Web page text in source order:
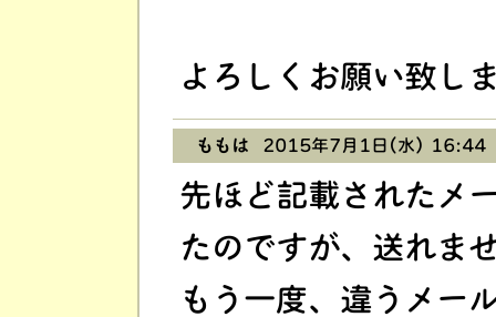
よろしくお願い致し
ももは 2015年7月1日(水) 16:44
先ほど記載されたメ
たのですが、送れま
もう一度、違うメー